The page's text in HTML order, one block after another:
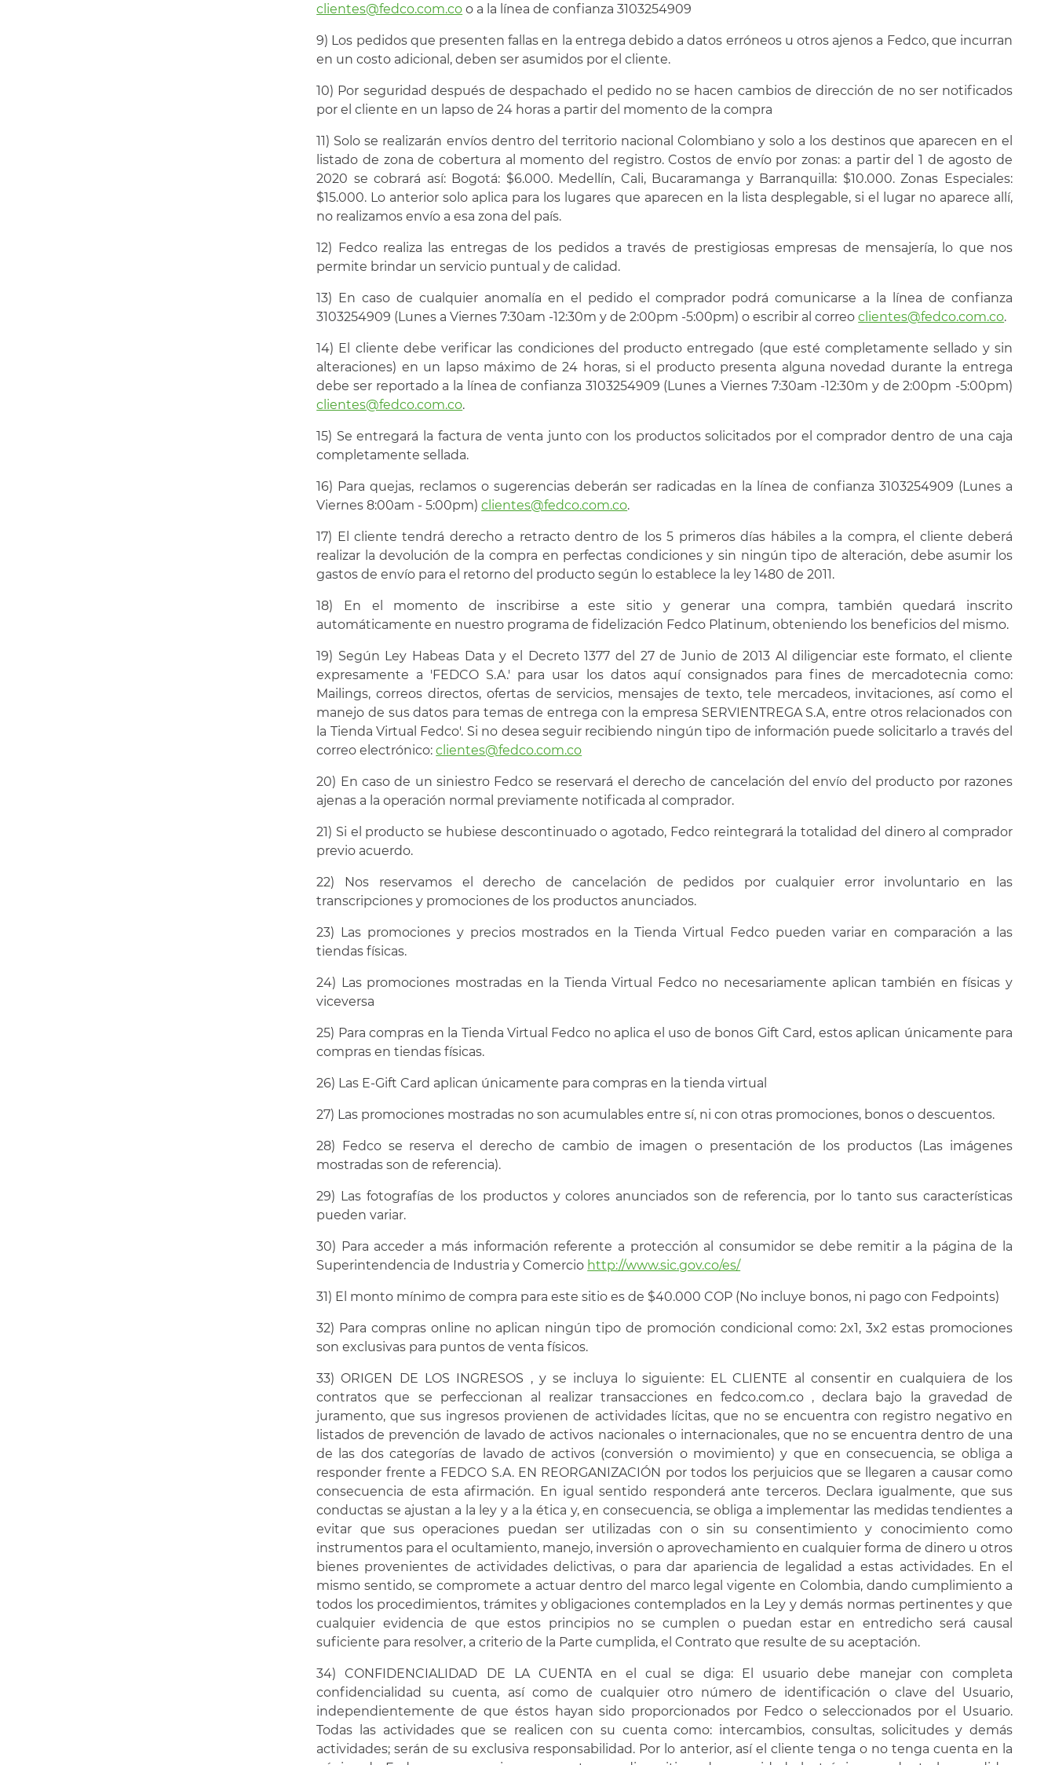
clientes@fedco.com.co o a la línea de confianza 3103254909
9) Los pedidos que presenten fallas en la entrega debido a datos erróneos u otros ajenos a Fedco, que incurran
en un costo adicional, deben ser asumidos por el cliente.
10) Por seguridad después de despachado el pedido no se hacen cambios de dirección de no ser notificados
por el cliente en un lapso de 24 horas a partir del momento de la compra
11) Solo se realizarán envíos dentro del territorio nacional Colombiano y solo a los destinos que aparecen en el
listado de zona de cobertura al momento del registro. Costos de envío por zonas: a partir del 1 de agosto de
2020 se cobrará así: Bogotá: $6.000. Medellín, Cali, Bucaramanga y Barranquilla: $10.000. Zonas Especiales:
$15.000. Lo anterior solo aplica para los lugares que aparecen en la lista desplegable, si el lugar no aparece allí,
no realizamos envío a esa zona del país.
12) Fedco realiza las entregas de los pedidos a través de prestigiosas empresas de mensajería, lo que nos
permite brindar un servicio puntual y de calidad.
13) En caso de cualquier anomalía en el pedido el comprador podrá comunicarse a la línea de confianza
3103254909 (Lunes a Viernes 7:30am -12:30m y de 2:00pm -5:00pm) o escribir al correoclientes@fedco.com.co.
14) El cliente debe verificar las condiciones del producto entregado (que esté completamente sellado y sin
alteraciones) en un lapso máximo de 24 horas, si el producto presenta alguna novedad durante la entrega
debe ser reportado a la línea de confianza 3103254909 (Lunes a Viernes 7:30am -12:30m y de 2:00pm -5:00pm)
clientes@fedco.com.co.
15) Se entregará la factura de venta junto con los productos solicitados por el comprador dentro de una caja
completamente sellada.
16) Para quejas, reclamos o sugerencias deberán ser radicadas en la línea de confianza 3103254909 (Lunes a
Viernes 8:00am - 5:00pm)clientes@fedco.com.co.
17) El cliente tendrá derecho a retracto dentro de los 5 primeros días hábiles a la compra, el cliente deberá
realizar la devolución de la compra en perfectas condiciones y sin ningún tipo de alteración, debe asumir los
gastos de envío para el retorno del producto según lo establece la ley 1480 de 2011.
18) En el momento de inscribirse a este sitio y generar una compra, también quedará inscrito
automáticamente en nuestro programa de fidelización Fedco Platinum, obteniendo los beneficios del mismo.
19) Según Ley Habeas Data y el Decreto 1377 del 27 de Junio de 2013 Al diligenciar este formato, el cliente
expresamente a 'FEDCO S.A.' para usar los datos aquí consignados para fines de mercadotecnia como:
Mailings, correos directos, ofertas de servicios, mensajes de texto, tele mercadeos, invitaciones, así como el
manejo de sus datos para temas de entrega con la empresa SERVIENTREGA S.A, entre otros relacionados con
la Tienda Virtual Fedco'. Si no desea seguir recibiendo ningún tipo de información puede solicitarlo a través del
correo electrónico:clientes@fedco.com.co
20) En caso de un siniestro Fedco se reservará el derecho de cancelación del envío del producto por razones
ajenas a la operación normal previamente notificada al comprador.
21) Si el producto se hubiese descontinuado o agotado, Fedco reintegrará la totalidad del dinero al comprador
previo acuerdo.
22) Nos reservamos el derecho de cancelación de pedidos por cualquier error involuntario en las
transcripciones y promociones de los productos anunciados.
23) Las promociones y precios mostrados en la Tienda Virtual Fedco pueden variar en comparación a las
tiendas físicas.
24) Las promociones mostradas en la Tienda Virtual Fedco no necesariamente aplican también en físicas y
viceversa
25) Para compras en la Tienda Virtual Fedco no aplica el uso de bonos Gift Card, estos aplican únicamente para
compras en tiendas físicas.
26) Las E-Gift Card aplican únicamente para compras en la tienda virtual
27) Las promociones mostradas no son acumulables entre sí, ni con otras promociones, bonos o descuentos.
28) Fedco se reserva el derecho de cambio de imagen o presentación de los productos (Las imágenes
mostradas son de referencia).
29) Las fotografías de los productos y colores anunciados son de referencia, por lo tanto sus características
pueden variar.
30) Para acceder a más información referente a protección al consumidor se debe remitir a la página de la
Superintendencia de Industria y Comercio http://www.sic.gov.co/es/
31) El monto mínimo de compra para este sitio es de $40.000 COP (No incluye bonos, ni pago con Fedpoints)
32) Para compras online no aplican ningún tipo de promoción condicional como: 2x1, 3x2 estas promociones
son exclusivas para puntos de venta físicos.
33) ORIGEN DE LOS INGRESOS , y se incluya lo siguiente: EL CLIENTE al consentir en cualquiera de los
contratos que se perfeccionan al realizar transacciones en fedco.com.co , declara bajo la gravedad de
juramento, que sus ingresos provienen de actividades lícitas, que no se encuentra con registro negativo en
listados de prevención de lavado de activos nacionales o internacionales, que no se encuentra dentro de una
de las dos categorías de lavado de activos (conversión o movimiento) y que en consecuencia, se obliga a
responder frente a FEDCO S.A. EN REORGANIZACIÓN por todos los perjuicios que se llegaren a causar como
consecuencia de esta afirmación. En igual sentido responderá ante terceros. Declara igualmente, que sus
conductas se ajustan a la ley y a la ética y, en consecuencia, se obliga a implementar las medidas tendientes a
evitar que sus operaciones puedan ser utilizadas con o sin su consentimiento y conocimiento como
instrumentos para el ocultamiento, manejo, inversión o aprovechamiento en cualquier forma de dinero u otros
bienes provenientes de actividades delictivas, o para dar apariencia de legalidad a estas actividades. En el
mismo sentido, se compromete a actuar dentro del marco legal vigente en Colombia, dando cumplimiento a
todos los procedimientos, trámites y obligaciones contemplados en la Ley y demás normas pertinentes y que
cualquier evidencia de que estos principios no se cumplen o puedan estar en entredicho será causal
suficiente para resolver, a criterio de la Parte cumplida, el Contrato que resulte de su aceptación.
34) CONFIDENCIALIDAD DE LA CUENTA en el cual se diga: El usuario debe manejar con completa
confidencialidad su cuenta, así como de cualquier otro número de identificación o clave del Usuario,
independientemente de que éstos hayan sido proporcionados por Fedco o seleccionados por el Usuario.
Todas las actividades que se realicen con su cuenta como: intercambios, consultas, solicitudes y demás
actividades; serán de su exclusiva responsabilidad. Por lo anterior, así el cliente tenga o no tenga cuenta en la